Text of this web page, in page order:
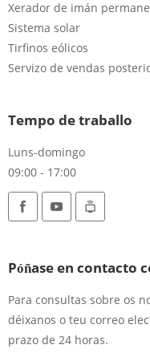
Xerador de imán
Sistema solar
Tirfinos eólicos
Servizo de vendas
Tempo de traballo
Luns-domingo
09:00 - 17:00
Póñase en contacto
Para consultas sobre os
déixanos o teu correo
prazo de 24 horas.